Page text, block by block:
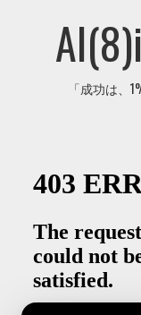
「成功は、